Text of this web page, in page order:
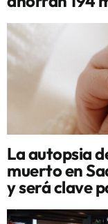
La autopsia
muerto en
y será clave